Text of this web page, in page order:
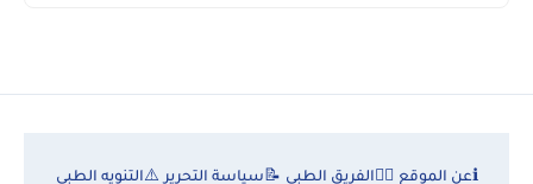
ℹ️عن الموقع 👨‍⚕️الفريق الطبي 📝سياسة التحرير ⚠️التنويه الطبي